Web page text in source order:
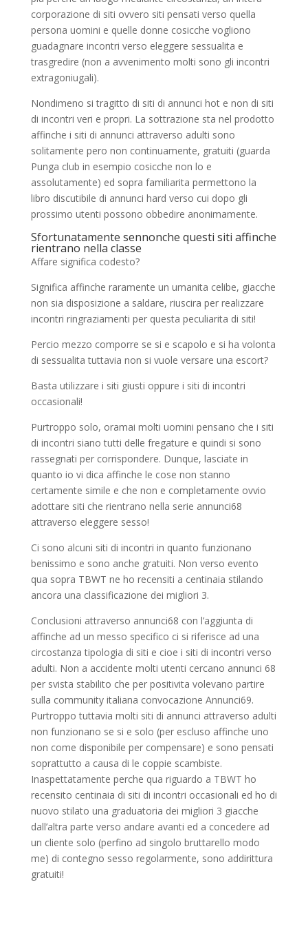
corporazione di siti ovvero siti pensati verso quella
persona uomini e quelle donne cosicche vogliono
guadagnare incontri verso eleggere sessualita e
trasgredire (non a avvenimento molti sono gli incontri
extragoniugali).
Nondimeno si tragitto di siti di annunci hot e non di siti
di incontri veri e propri. La sottrazione sta nel prodotto
affinche i siti di annunci attraverso adulti sono
solitamente pero non continuamente, gratuiti (guarda
Punga club in esempio cosicche non lo e
assolutamente) ed sopra familiarita permettono la
libro discutibile di annunci hard verso cui dopo gli
prossimo utenti possono obbedire anonimamente.
Sfortunatamente sennonche questi siti affinche
rientrano nella classe
Affare significa codesto?
Significa affinche raramente un umanita celibe, giacche
non sia disposizione a saldare, riuscira per realizzare
incontri ringraziamenti per questa peculiarita di siti!
Percio mezzo comporre se si e scapolo e si ha volonta
di sessualita tuttavia non si vuole versare una escort?
Basta utilizzare i siti giusti oppure i siti di incontri
occasionali!
Purtroppo solo, oramai molti uomini pensano che i siti
di incontri siano tutti delle fregature e quindi si sono
rassegnati per corrispondere. Dunque, lasciate in
quanto io vi dica affinche le cose non stanno
certamente simile e che non e completamente ovvio
adottare siti che rientrano nella serie annunci68
attraverso eleggere sesso!
Ci sono alcuni siti di incontri in quanto funzionano
benissimo e sono anche gratuiti. Non verso evento
qua sopra TBWT ne ho recensiti a centinaia stilando
ancora una classificazione dei migliori 3.
Conclusioni attraverso annunci68 con l’aggiunta di
affinche ad un messo specifico ci si riferisce ad una
circostanza tipologia di siti e cioe i siti di incontri verso
adulti. Non a accidente molti utenti cercano annunci 68
per svista stabilito che per positivita volevano partire
sulla community italiana convocazione Annunci69.
Purtroppo tuttavia molti siti di annunci attraverso adulti
non funzionano se si e solo (per escluso affinche uno
non come disponibile per compensare) e sono pensati
soprattutto a causa di le coppie scambiste.
Inaspettatamente perche qua riguardo a TBWT ho
recensito centinaia di siti di incontri occasionali ed ho di
nuovo stilato una graduatoria dei migliori 3 giacche
dall’altra parte verso andare avanti ed a concedere ad
un cliente solo (perfino ad singolo bruttarello modo
me) di contegno sesso regolarmente, sono addirittura
gratuiti!